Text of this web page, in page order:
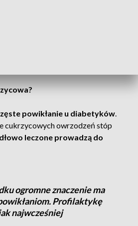
powikłanie u diabetyków.
cukrzycowych owrzodzeń stóp
leczone prowadzą do
ogromne znaczenie ma
Profilaktykę
najwcześniej